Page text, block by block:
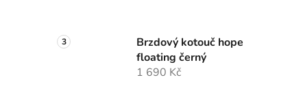
Brzdový kotouč hope
floating černý
1 690 Kč